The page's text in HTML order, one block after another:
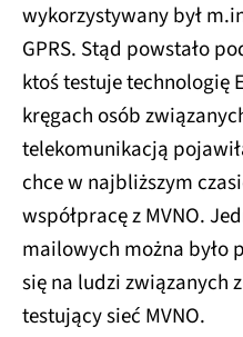
wykorzystywany był
GPRS. Stąd powstało
ktoś testuje technologię
kręgach osób
telekomunikacją
chce w najbliższym
współpracę z MVNO.
mailowych można było
się na ludzi związanych z
testujący sieć MVNO.